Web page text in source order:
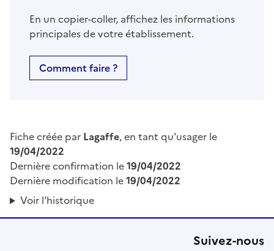
En un copier-coller, affichez les informations
principales de votre établissement.
Comment faire ?
Fiche créée par Lagaffe, en tant qu'usager le
19/04/2022
Dernière confirmation le19/04/2022
Dernière modification le19/04/2022
Voir l'historique
Suivez-nous